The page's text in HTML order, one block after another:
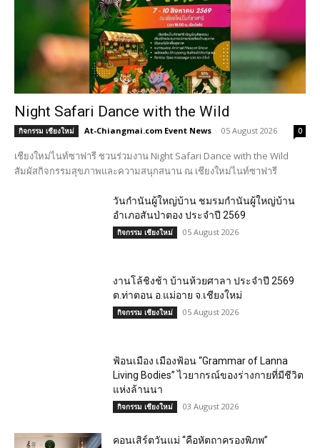
Night Safari Dance with the Wild
กิจกรรม เชียงใหม่ At-Chiangmai.com Event News - 05 August 2026 0
เชียงใหม่ไนท์ซาฟารี ชวนร่วมงาน Night Safari Dance with the Wild
สัมผัสกิจกรรมสุขภาพและความสนุกสนาน ณ เชียงใหม่ไนท์ซาฟารี
วันกำนันผู้ใหญ่บ้าน ชมรมกำนันผู้ใหญ่บ้าน
อำเภอสันป่าตอง ประจำปี 2569
กิจกรรม เชียงใหม่ 05 August 2026
งานโล้ชิงช้า บ้านห้วยศาลา ประจำปี 2569
ต.ท่าตอน อ.แม่อาย จ.เชียงใหม่
กิจกรรม เชียงใหม่ 05 August 2026
ฟ้อนเมือง เมืองฟ้อน “Grammar of Lanna
Living Bodies” ไวยากรณ์ของร่างกายที่มีชีวิต
แห่งล้านนา
กิจกรรม เชียงใหม่ 03 August 2026
คอนเสิร์ตวันแม่ “คือหัตถาครองพิภพ”